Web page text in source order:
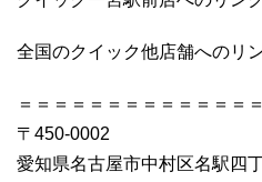
全国のクイック他店舗へのリ
＝＝＝＝＝＝＝＝＝＝＝＝＝
〒450-0002
愛知県名古屋市中村区名駅四